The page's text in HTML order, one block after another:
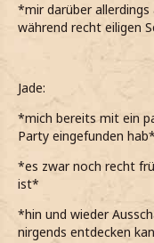
*mir darüber allerdings
während recht eiligen
Jade:
*mich bereits mit ein
Party eingefunden hab*
*es zwar noch recht
ist*
*hin und wieder
nirgends entdecken